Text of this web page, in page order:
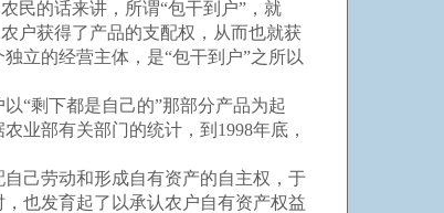
民的话来讲，所谓“包干到户”，就
户获得了产品的支配权，从而也就获
立的经营主体，是“包干到户”之所以
“剩下都是自己的”那部分产品为起
业部有关部门的统计，到1998年底，
己劳动和形成自有资产的自主权，于
也发育起了以承认农户自有资产权益